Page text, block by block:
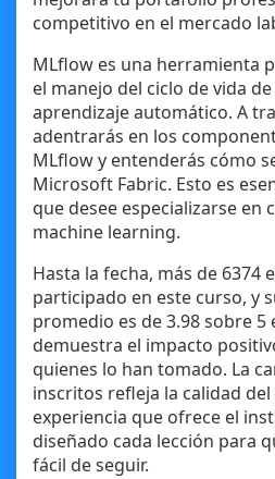
competitivo en el mercado
MLflow es una herramienta
el manejo del ciclo de vida
aprendizaje automático. A
adentrarás en los
MLflow y entenderás cómo
Microsoft Fabric. Esto es
que desee especializarse en
machine learning.
Hasta la fecha, más de 6374
participado en este curso, y
promedio es de 3.98 sobre 5
demuestra el impacto
quienes lo han tomado. La
inscritos refleja la calidad
experiencia que ofrece el
diseñado cada lección para
fácil de seguir.